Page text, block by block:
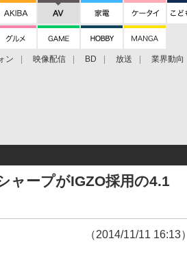
ン 映像配信 BD 放送 業界動向
ャープがIGZO採用の4.1
（2014/11/11 16:13）